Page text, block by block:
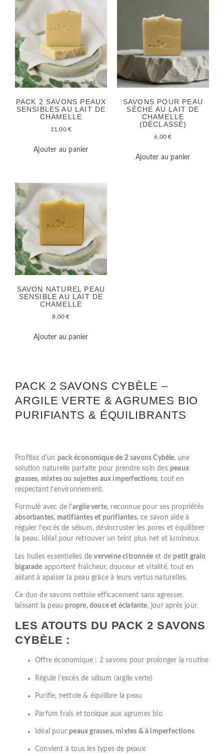
PACK 2 SAVONS PEAUX
SENSIBLES AU LAIT DE
CHAMELLE
11,00 €
Ajouter au panier
SAVONS POUR PEAU
SÈCHE AU LAIT DE
CHAMELLE
(DÉCLASSÉ)
6,00€
Ajouter au panier
SAVON NATUREL PEAU
SENSIBLE AU LAIT DE
CHAMELLE
8,00€
Ajouter au panier
PACK 2 SAVONS CYBÈLE –
ARGILE VERTE & AGRUMES BIO
PURIFIANTS & ÉQUILIBRANTS
Profitez d’un pack économique de 2 savons Cybèle, une
solution naturelle parfaite pour prendre soin des peaux
grasses, mixtes ou sujettes aux imperfections, tout en
respectant l’environnement.
Formulé avec de l’argile verte, reconnue pour ses propriétés
absorbantes, matifiantes et purifiantes, ce savon aide à
réguler l’excès de sébum, désincruster les pores et équilibrer
la peau. Idéal pour retrouver un teint plus net et lumineux.
Les huiles essentielles deverveine citronnée et de petit grain
bigarade apportent fraîcheur, douceur et vitalité, tout en
aidant à apaiser la peau grâce à leurs vertus naturelles.
Ce duo de savons nettoie efficacement sans agresser,
laissant la peau propre, douce et éclatante, jour après jour.
LES ATOUTS DU PACK 2 SAVONS
CYBÈLE :
Offre économique : 2 savons pour prolonger la routine
Régule l’excès de sébum (argile verte)
Purifie, nettoie & équilibre la peau
Parfum frais et tonique aux agrumes bio
Idéal pour peaux grasses, mixtes & à imperfections
Convient à tous les types de peaux